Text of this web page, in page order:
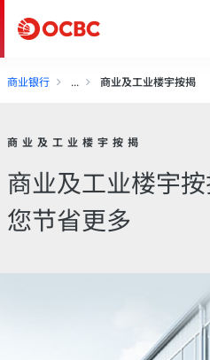
商业银行 商业及工业楼宇按揭
商业及工业楼宇按揭
商业及工业楼宇
您节省更多